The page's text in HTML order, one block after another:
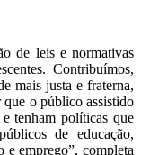
de leis e normativas
Contribuímos,
mais justa e fraterna,
que o público assistido
tenham políticas que
de educação,
e emprego”, completa